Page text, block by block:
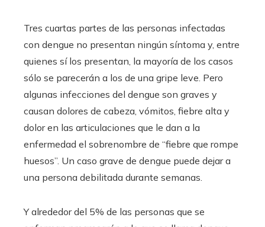
Tres cuartas partes de las personas infectadas
con dengue no presentan ningún síntoma y, entre
quienes sí los presentan, la mayoría de los casos
sólo se parecerán a los de una gripe leve. Pero
algunas infecciones del dengue son graves y
causan dolores de cabeza, vómitos, fiebre alta y
dolor en las articulaciones que le dan a la
enfermedad el sobrenombre de “fiebre que rompe
huesos”. Un caso grave de dengue puede dejar a
una persona debilitada durante semanas.
Y alrededor del 5% de las personas que se